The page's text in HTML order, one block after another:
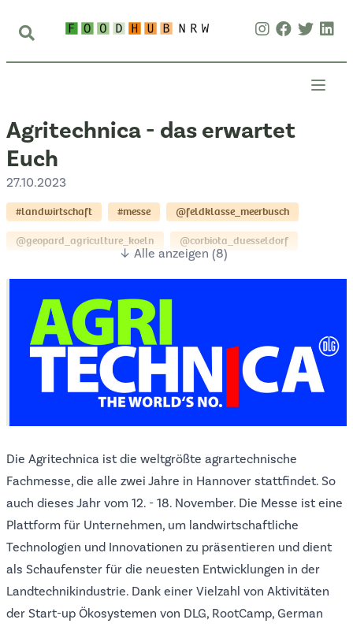
Agritechnica - das erwartet
Euch
27.10.2023
#landwirtschaft #messe
@feldklasse_meerbusch
@geopard_agriculture_koeln
@corbiota_duesseldorf
@landwirtschaftliche_rentenbank_frankfurt_am_main
↓ Alle anzeigen (8)
Die Agritechnica ist die weltgrößte agrartechnische
Fachmesse, die alle zwei Jahre in Hannover stattfindet. So
auch dieses Jahr vom 12. - 18. November. Die Messe ist eine
Plattform für Unternehmen, um landwirtschaftliche
Technologien und Innovationen zu präsentieren und dient
als Schaufenster für die neuesten Entwicklungen in der
Landtechnikindustrie. Dank einer Vielzahl von Aktivitäten
der Start-up Ökosystemen von DLG, RootCamp, German